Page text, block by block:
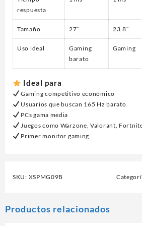
respuesta
Tamaño 27″ 23.8″
Uso ideal
Gaming
barato
Gaming
Ideal para
Gaming competitivo económico
Usuarios que buscan 165 Hz barato
PCs gama media
Juegos como Warzone, Valorant,
Primer monitor gaming
SKU: XSPMG09B
Productos relacionados